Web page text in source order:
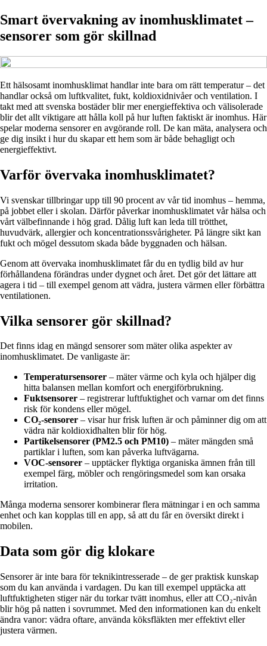
Smart övervakning av inomhusklimatet –
sensorer som gör skillnad
Ett hälsosamt inomhusklimat handlar inte bara om rätt temperatur – det
handlar också om luftkvalitet, fukt, koldioxidnivåer och ventilation. I
takt med att svenska bostäder blir mer energieffektiva och välisolerade
blir det allt viktigare att hålla koll på hur luften faktiskt är inomhus. Här
spelar moderna sensorer en avgörande roll. De kan mäta, analysera och
ge dig insikt i hur du skapar ett hem som är både behagligt och
energieffektivt.
Varför övervaka inomhusklimatet?
Vi svenskar tillbringar upp till 90 procent av vår tid inomhus – hemma,
på jobbet eller i skolan. Därför påverkar inomhusklimatet vår hälsa och
vårt välbefinnande i hög grad. Dålig luft kan leda till trötthet,
huvudvärk, allergier och koncentrationssvårigheter. På längre sikt kan
fukt och mögel dessutom skada både byggnaden och hälsan.
Genom att övervaka inomhusklimatet får du en tydlig bild av hur
förhållandena förändras under dygnet och året. Det gör det lättare att
agera i tid – till exempel genom att vädra, justera värmen eller förbättra
ventilationen.
Vilka sensorer gör skillnad?
Det finns idag en mängd sensorer som mäter olika aspekter av
inomhusklimatet. De vanligaste är:
Temperatursensorer – mäter värme och kyla och hjälper dig
hitta balansen mellan komfort och energiförbrukning.
Fuktsensorer – registrerar luftfuktighet och varnar om det finns
risk för kondens eller mögel.
CO₂-sensorer – visar hur frisk luften är och påminner dig om att
vädra när koldioxidhalten blir för hög.
Partikelsensorer (PM2.5 och PM10) – mäter mängden små
partiklar i luften, som kan påverka luftvägarna.
VOC-sensorer – upptäcker flyktiga organiska ämnen från till
exempel färg, möbler och rengöringsmedel som kan orsaka
irritation.
Många moderna sensorer kombinerar flera mätningar i en och samma
enhet och kan kopplas till en app, så att du får en översikt direkt i
mobilen.
Data som gör dig klokare
Sensorer är inte bara för teknikintresserade – de ger praktisk kunskap
som du kan använda i vardagen. Du kan till exempel upptäcka att
luftfuktigheten stiger när du torkar tvätt inomhus, eller att CO₂-nivån
blir hög på natten i sovrummet. Med den informationen kan du enkelt
ändra vanor: vädra oftare, använda köksfläkten mer effektivt eller
justera värmen.